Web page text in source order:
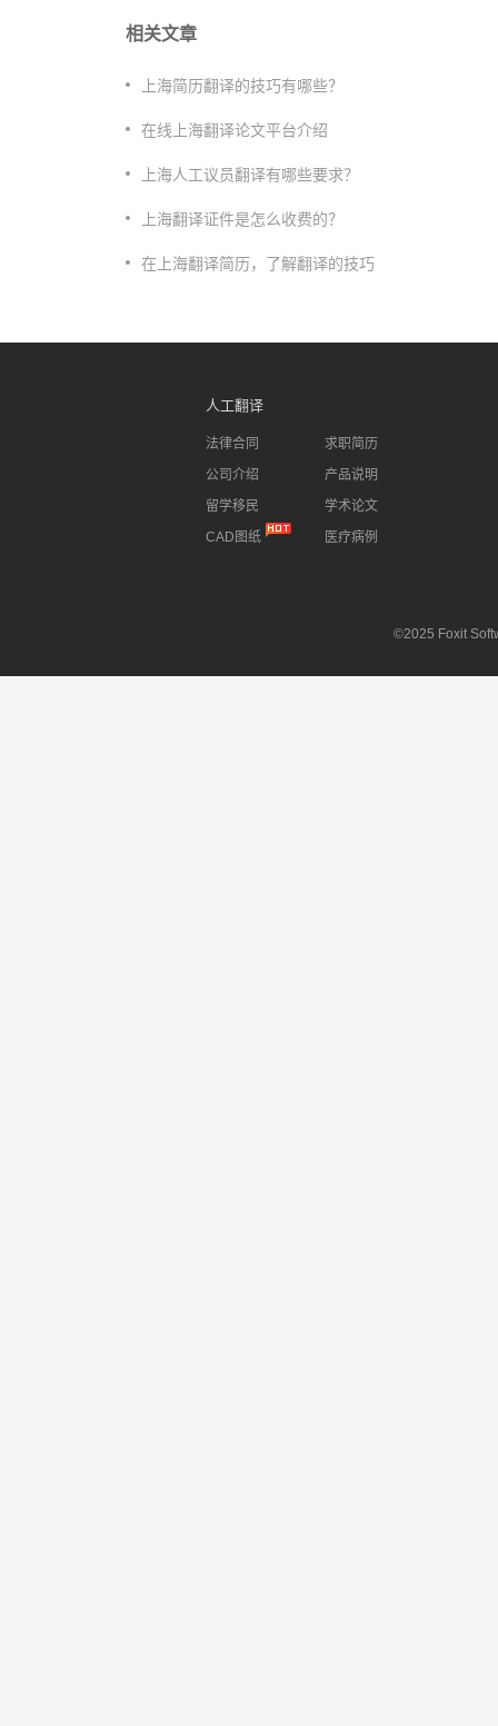
相关文章
上海简历翻译的技巧有哪些？
在线上海翻译论文平台介绍
上海人工议员翻译有哪些要求？
上海翻译证件是怎么收费的？
在上海翻译简历，了解翻译的技巧
人工翻译
法律合同
公司介绍
留学移民
CAD图纸
求职简历
产品说明
学术论文
医疗病例
©2025 Foxit